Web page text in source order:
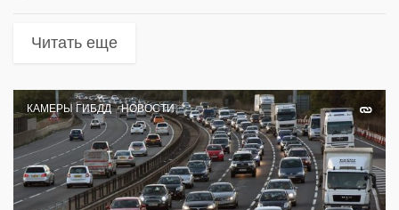
Читать еще
КАМЕРЫ ГИБДД НОВОСТИ